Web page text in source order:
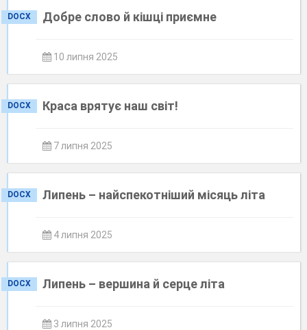
DOCX Добре слово й кішці приємне
10 липня 2025
DOCX Краса врятує наш світ!
7 липня 2025
DOCX Липень – найспекотніший місяць літа
4 липня 2025
DOCX Липень – вершина й серце літа
3 липня 2025